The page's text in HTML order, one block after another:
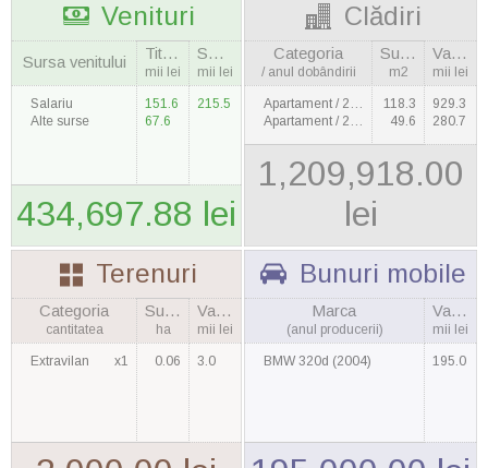
Venituri
Sursa venitului Titular
mii lei
Soţie
mii lei
Salariu
Alte surse
151.6
67.6
215.5
434,697.88 lei
Clădiri
Categoria
/ anul dobândirii
Suprafaţa
m2
Valoarea
mii lei
Apartament / 2009
Apartament / 2009
118.3
49.6
929.3
280.7
1,209,918.00
lei
Terenuri
Categoria
cantitatea
Suprafaţa
ha
Valoarea
mii lei
Extravilan x1 0.06 3.0
Bunuri mobile
Marca
(anul producerii)
Valoarea
mii lei
BMW 320d (2004) 195.0